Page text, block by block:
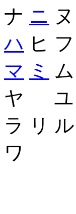
ナ ニ
ハ ヒ
マ ミ
ヤ
ラ リ
ワ